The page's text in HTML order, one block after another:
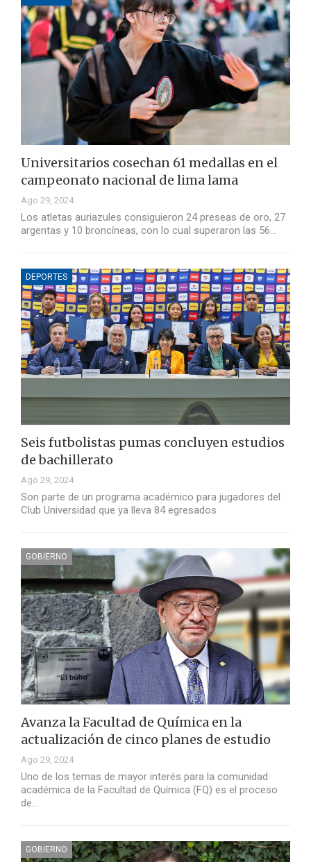
Universitarios cosechan 61 medallas en el
campeonato nacional de lima lama
Ago 29, 2024
Los atletas auriazules consiguieron 24 preseas de oro, 27
argentas y 10 broncíneas, con lo cual superaron las 56…
DEPORTES
Seis futbolistas pumas concluyen estudios
de bachillerato
Ago 29, 2024
Son parte de un programa académico para jugadores del
Club Universidad que ya lleva 84 egresados
GOBIERNO
Avanza la Facultad de Química en la
actualización de cinco planes de estudio
Ago 29, 2024
Uno de los temas de mayor interés para la comunidad
académica de la Facultad de Química (FQ) es el proceso
de…
GOBIERNO